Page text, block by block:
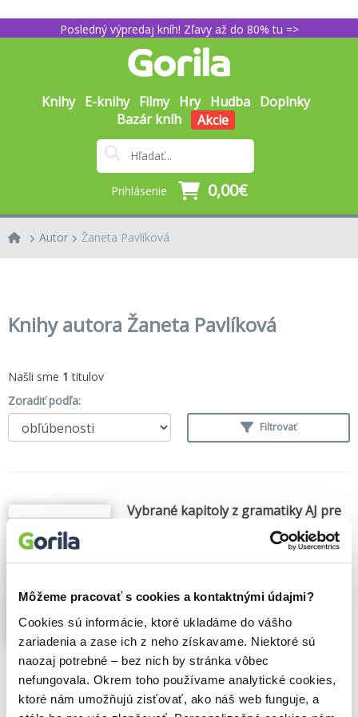
Môžeme pracovať s cookies a kontaktnými údajmi?
Cookies sú informácie, ktoré ukladáme do vášho
zariadenia a zase ich z neho získavame. Niektoré sú
naozaj potrebné – bez nich by stránka vôbec
nefungovala. Okrem toho používame analytické cookies,
ktoré nám umožňujú zisťovať, ako náš web funguje, a
Posledný výpredaj kníh! Zľavy až do 80% tu =>
Knihy E-knihy Filmy Hry Hudba Doplnky
Bazár kníh
Akcie
Prihlásenie 0,00€
Autor Žaneta Pavlíková
Knihy autora Žaneta Pavlíková
Našli sme 1 titulov
Zoradiť podľa:
Filtrovať
Vybrané kapitoly z gramatiky AJ pre
študentov obchodnej angličtiny I.
Žaneta Pavlíková,
študentov ekonomických a manažérskych
študijných programov a vybraných
študijných programov z oblasti
humanitných a informatických vied.
Ovládanie odborného anglického jazyka
je...Zobraziť viac
🍎 Vypredané